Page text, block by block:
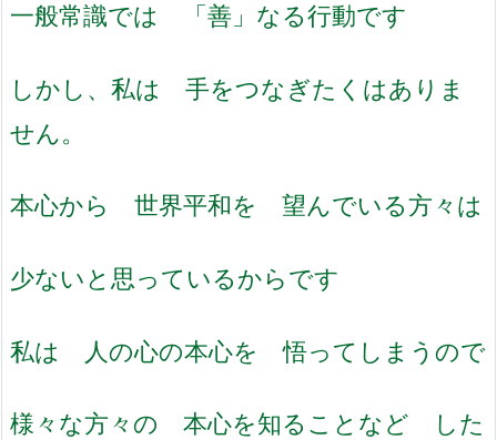
一般常識では 「善」なる行動です
しかし、私は 手をつなぎたくはありま
せん。
本心から 世界平和を 望んでいる方々は
少ないと思っているからです
私は 人の心の本心を 悟ってしまうので
様々な方々の 本心を知ることなど した